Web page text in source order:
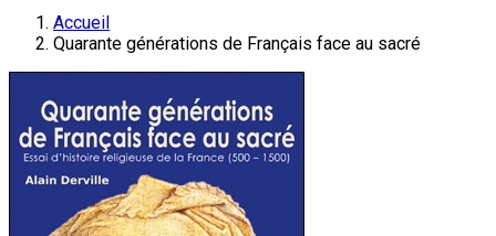
Accueil
Quarante générations de Français face au sacré